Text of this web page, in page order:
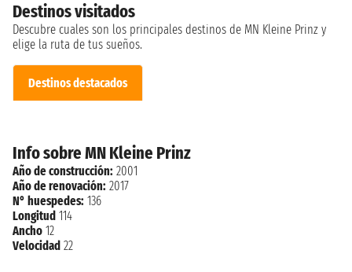
Destinos visitados
Descubre cuales son los principales destinos de MN Kleine Prinz y
elige la ruta de tus sueños.
Destinos destacados
Info sobre MN Kleine Prinz
Año de construcción: 2001
Año de renovación: 2017
N° huespedes: 136
Longitud 114
Ancho 12
Velocidad 22